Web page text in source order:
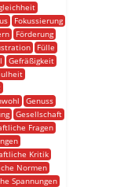
Fokussierung
Förderung
Fülle
Gefräßigkeit
Genuss
Gesellschaft
Fragen
Kritik
Normen
Spannungen